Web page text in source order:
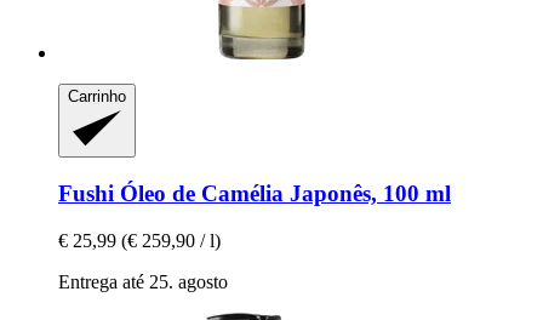
Carrinho
Fushi Óleo de Camélia Japonês, 100 ml
€ 25,99 (€ 259,90 / l)
Entrega até 25. agosto